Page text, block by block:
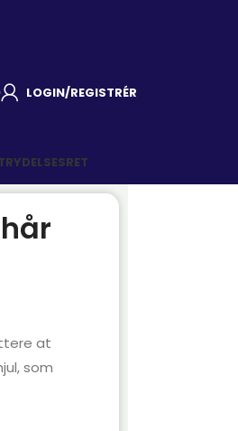
LOGIN/REGISTRÉR
at
som